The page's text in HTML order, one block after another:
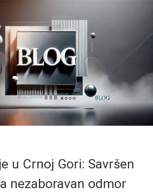
u Crnoj Gori: Savršen
nezaboravan odmor